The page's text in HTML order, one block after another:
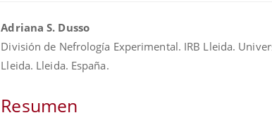
Contenido
principal
del
Adriana S. Dusso
División de Nefrología Experimental. IRB Lleida.
Lleida. Lleida. España.
Resumen